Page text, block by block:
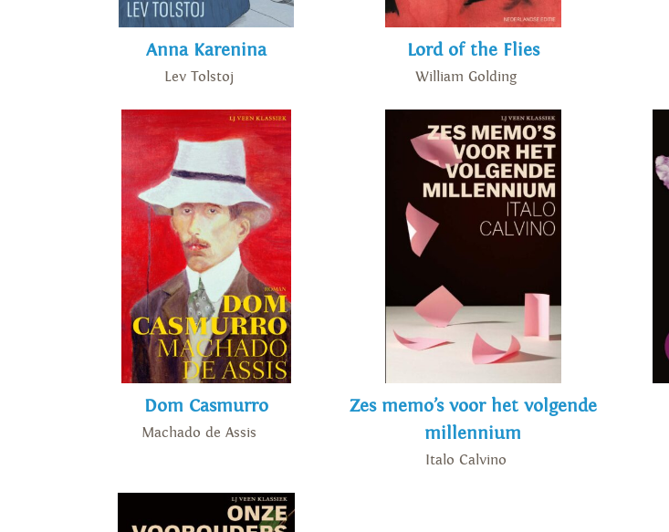
Anna Karenina
Lev Tolstoj
Lord of the Flies
William Golding
Dom Casmurro
Machado de Assis
Zes memo’s voor het volgende
millennium
Italo Calvino